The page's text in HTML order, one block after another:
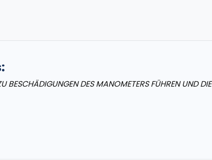
BESCHÄDIGUNGEN DES MANOMETERS FÜHREN UND DIE